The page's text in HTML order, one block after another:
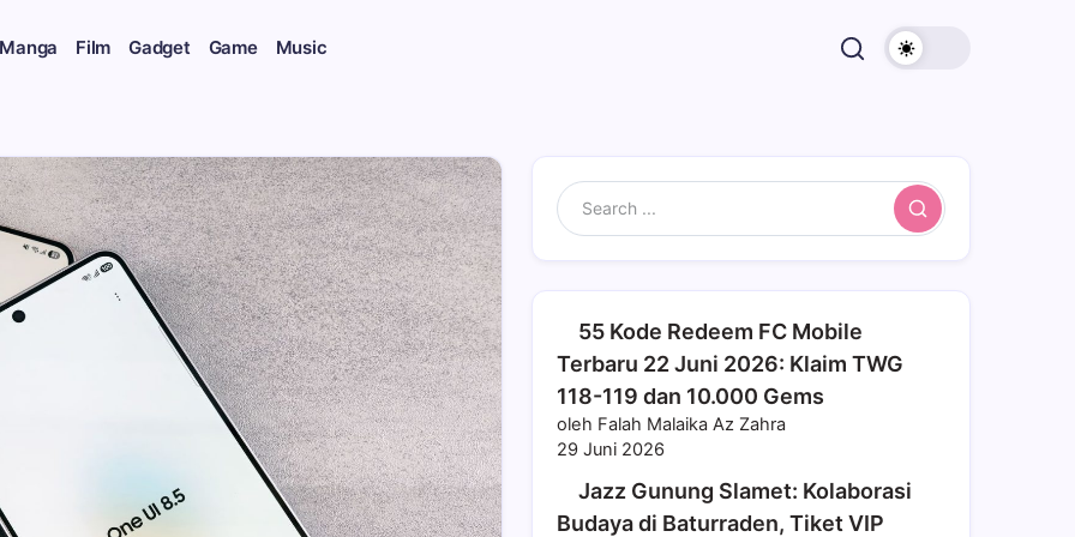
Film Gadget Game Music
Search
55 Kode Redeem FC Mobile
Terbaru 22 Juni 2026: Klaim TWG
118-119 dan 10.000 Gems
oleh Falah Malaika Az Zahra
29 Juni 2026
Jazz Gunung Slamet: Kolaborasi
Budaya di Baturraden, Tiket VIP